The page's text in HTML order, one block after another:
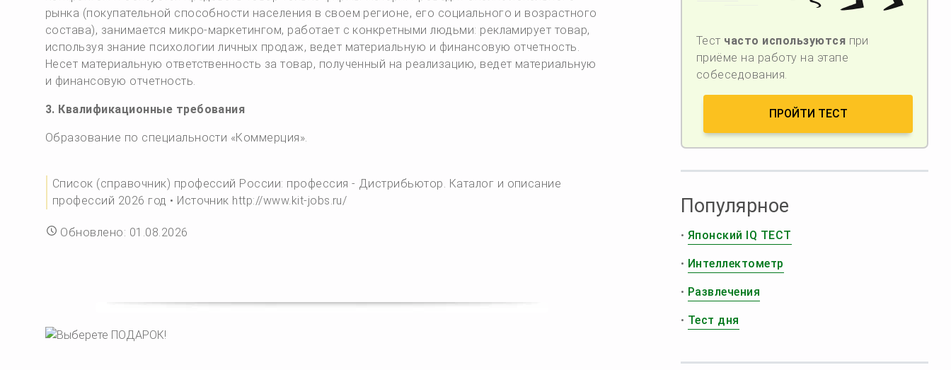
рынка (покупательной способности населения в своем регионе, его социального и возрастного
состава), занимается микро-маркетингом, работает с конкретными людьми: рекламирует товар,
используя знание психологии личных продаж, ведет материальную и финансовую отчетность.
Несет материальную ответственность за товар, полученный на реализацию, ведет материальную
и финансовую отчетность.
3. Квалификационные требования
Образование по специальности «Коммерция».
Список (справочник) профессий России: профессия - Дистрибьютор. Каталог и описание
профессий 2026 год • Источник http://www.kit-jobs.ru/
Обновлено: 01.08.2026
Тест часто используются при
приёме на работу на этапе
собеседования.
ПРОЙТИ ТЕСТ
Популярное
• Японский IQ ТЕСТ
• Интеллектометр
• Развлечения
• Тест дня